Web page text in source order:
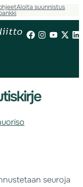
Aloita suunnistus
seuroja